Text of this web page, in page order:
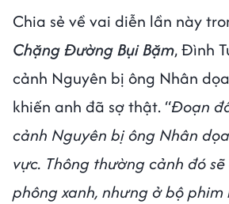
Chia sẻ về vai diễn lần này
Chặng Đường Bụi Bặm, Đình
cảnh Nguyên bị ông Nhân
khiến anh đã sợ thật. “Đoạn
cảnh Nguyên bị ông Nhân
vực. Thông thường cảnh đó
phông xanh, nhưng ở bộ